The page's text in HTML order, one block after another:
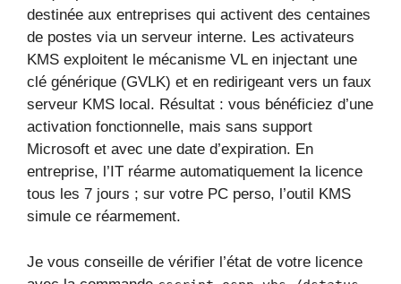
destinée aux entreprises qui activent des centaines
de postes via un serveur interne. Les activateurs
KMS exploitent le mécanisme VL en injectant une
clé générique (GVLK) et en redirigeant vers un faux
serveur KMS local. Résultat : vous bénéficiez d’une
activation fonctionnelle, mais sans support
Microsoft et avec une date d’expiration. En
entreprise, l’IT réarme automatiquement la licence
tous les 7 jours ; sur votre PC perso, l’outil KMS
simule ce réarmement.
Je vous conseille de vérifier l’état de votre licence